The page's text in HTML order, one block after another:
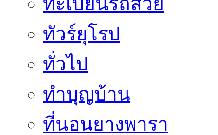
ทัวร์ยุโรป
ทั่วไป
ทำบุญบ้าน
ที่นอนยางพารา